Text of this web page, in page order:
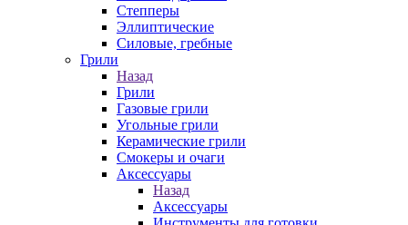
Степперы
Эллиптические
Силовые, гребные
Грили
Назад
Грили
Газовые грили
Угольные грили
Керамические грили
Смокеры и очаги
Аксессуары
Назад
Аксессуары